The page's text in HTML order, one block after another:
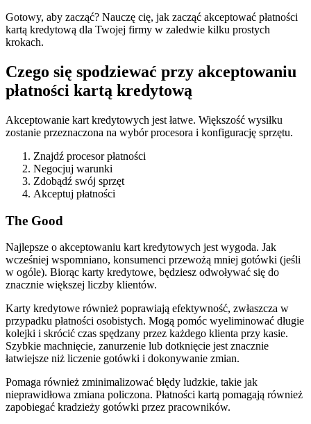
Gotowy, aby zacząć? Nauczę cię, jak zacząć akceptować płatności
kartą kredytową dla Twojej firmy w zaledwie kilku prostych
krokach.
Czego się spodziewać przy akceptowaniu
płatności kartą kredytową
Akceptowanie kart kredytowych jest łatwe. Większość wysiłku
zostanie przeznaczona na wybór procesora i konfigurację sprzętu.
Znajdź procesor płatności
Negocjuj warunki
Zdobądź swój sprzęt
Akceptuj płatności
The Good
Najlepsze o akceptowaniu kart kredytowych jest wygoda. Jak
wcześniej wspomniano, konsumenci przewożą mniej gotówki (jeśli
w ogóle). Biorąc karty kredytowe, będziesz odwoływać się do
znacznie większej liczby klientów.
Karty kredytowe również poprawiają efektywność, zwłaszcza w
przypadku płatności osobistych. Mogą pomóc wyeliminować długie
kolejki i skrócić czas spędzany przez każdego klienta przy kasie.
Szybkie machnięcie, zanurzenie lub dotknięcie jest znacznie
łatwiejsze niż liczenie gotówki i dokonywanie zmian.
Pomaga również zminimalizować błędy ludzkie, takie jak
nieprawidłowa zmiana policzona. Płatności kartą pomagają również
zapobiegać kradzieży gotówki przez pracowników.